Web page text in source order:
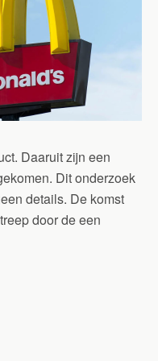
Daaruit zijn een
Dit onderzoek
details. De komst
door de een